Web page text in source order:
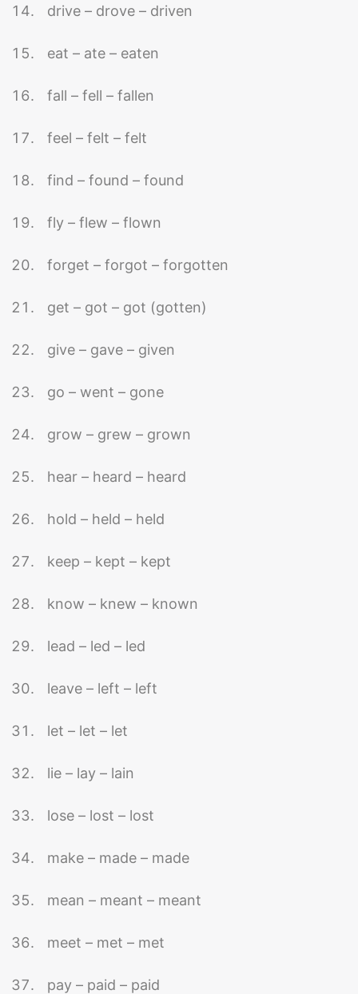
drive – drove – driven
eat – ate – eaten
fall – fell – fallen
feel – felt – felt
find – found – found
fly – flew – flown
forget – forgot – forgotten
get – got – got (gotten)
give – gave – given
go – went – gone
grow – grew – grown
hear – heard – heard
hold – held – held
keep – kept – kept
know – knew – known
lead – led – led
leave – left – left
let – let – let
lie – lay – lain
lose – lost – lost
make – made – made
mean – meant – meant
meet – met – met
pay – paid – paid